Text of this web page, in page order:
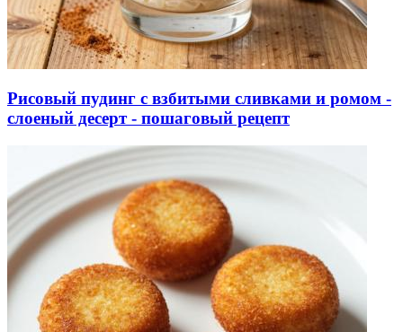
Рисовый пудинг с взбитыми сливками и ромом -
слоеный десерт - пошаговый рецепт